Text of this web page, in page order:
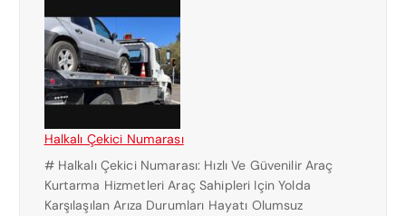
Halkalı Çekici Numarası
# Halkalı Çekici Numarası: Hızlı Ve Güvenilir Araç
Kurtarma Hizmetleri Araç Sahipleri Için Yolda
Karşılaşılan Arıza Durumları Hayatı Olumsuz